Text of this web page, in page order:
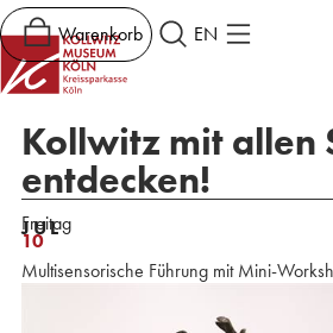
Warenkorb EN
Kollwitz mit allen
entdecken!
Freitag
10
JUL
Multisensorische Führung mit Mini-